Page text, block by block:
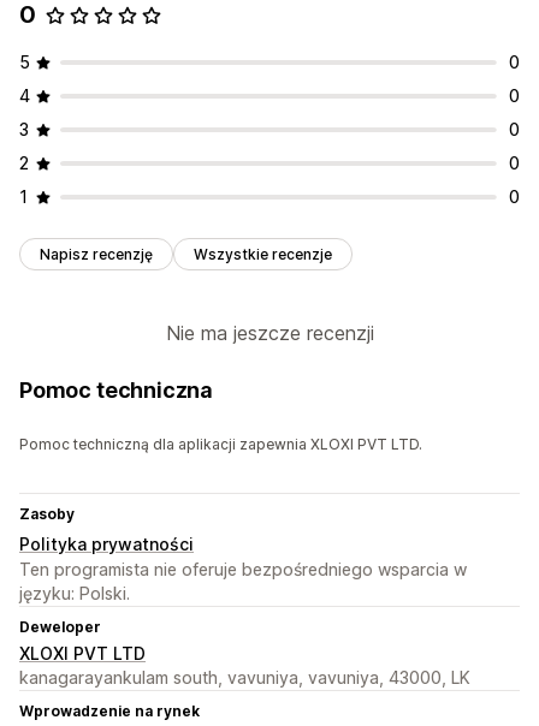
0
5
0
4
0
3
0
2
0
1
0
Napisz recenzję Wszystkie recenzje
Nie ma jeszcze recenzji
Pomoc techniczna
Pomoc techniczną dla aplikacji zapewnia XLOXI PVT LTD.
Zasoby
Polityka prywatności
Ten programista nie oferuje bezpośredniego wsparcia w
języku: Polski.
Deweloper
XLOXI PVT LTD
kanagarayankulam south, vavuniya, vavuniya, 43000, LK
Wprowadzenie na rynek